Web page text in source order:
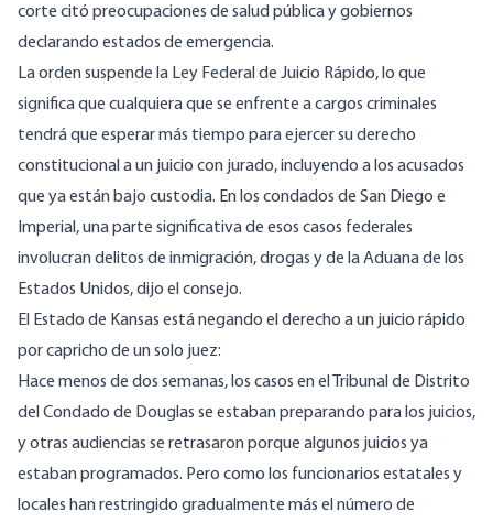
corte citó preocupaciones de salud pública y gobiernos
declarando estados de emergencia.
La orden suspende la Ley Federal de Juicio Rápido, lo que
significa que cualquiera que se enfrente a cargos criminales
tendrá que esperar más tiempo para ejercer su derecho
constitucional a un juicio con jurado, incluyendo a los acusados
que ya están bajo custodia. En los condados de San Diego e
Imperial, una parte significativa de esos casos federales
involucran delitos de inmigración, drogas y de la Aduana de los
Estados Unidos, dijo el consejo.
El Estado de Kansas está negando el derecho a un juicio rápido
por capricho de un solo juez:
Hace menos de dos semanas, los casos en el Tribunal de Distrito
del Condado de Douglas se estaban preparando para los juicios,
y otras audiencias se retrasaron porque algunos juicios ya
estaban programados. Pero como los funcionarios estatales y
locales han restringido gradualmente más el número de